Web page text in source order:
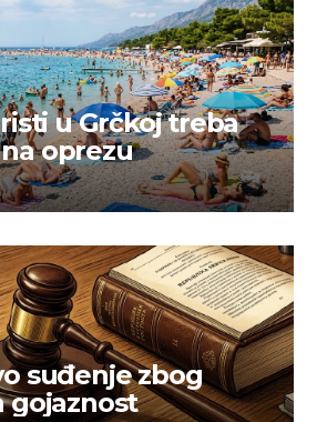
u Grčkoj treba
oprezu
suđenje zbog
gojaznost